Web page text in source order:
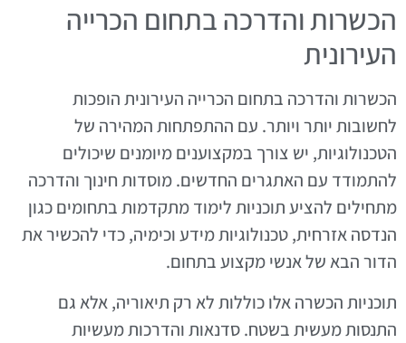
הכשרות והדרכה בתחום הכרייה
העירונית
הכשרות והדרכה בתחום הכרייה העירונית הופכות
לחשובות יותר ויותר. עם ההתפתחות המהירה של
הטכנולוגיות, יש צורך במקצוענים מיומנים שיכולים
להתמודד עם האתגרים החדשים. מוסדות חינוך והדרכה
מתחילים להציע תוכניות לימוד מתקדמות בתחומים כגון
הנדסה אזרחית, טכנולוגיות מידע וכימיה, כדי להכשיר את
הדור הבא של אנשי מקצוע בתחום.
תוכניות הכשרה אלו כוללות לא רק תיאוריה, אלא גם
התנסות מעשית בשטח. סדנאות והדרכות מעשיות